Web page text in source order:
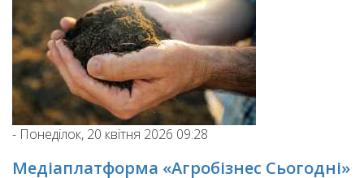
- Понеділок, 20 квітня 2026 09:28
Медіаплатформа «Агробізнес Сьогодні»